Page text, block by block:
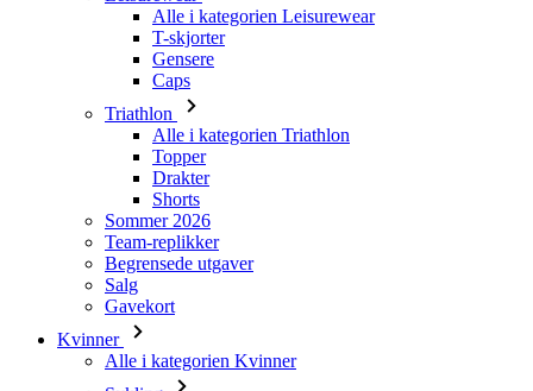
Triathlon
Alle i kategorien Triathlon
Topper
Drakter
Shorts
Sommer 2026
Team-replikker
Begrensede utgaver
Salg
Gavekort
Kvinner
Alle i kategorien Kvinner
Sykling
Alle i kategorien Sykling
Langermede trøyer
Vester